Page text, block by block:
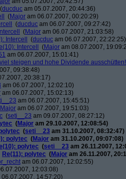
(ducduc am 05.07.2007, 20:44:36)
(Major am 06.07.2007, 00:20:29)
(ducduc am 06.07.2007, 09:27:42)
(Major am 06.07.2007, 21:03:58)
Intercell
(ducduc am 06.07.2007, 22:22:25)
Intercell
(Major am 08.07.2007,
am 06.07.2007, 15:01:41)
steigen und hohe Dividende
09:38:48)
20:38:17)
am 06.07.2007, 12:02:10)
am 06.07.2007, 15:02:13)
am 06.07.2007, 15:45:51)
Major am 06.07.2007, 19:51:03)
(seti__23 am 09.07.2007, 08:27:12)
(Major am 29.10.2007, 12:08:54)
(seti__23 am 31.10.2007, 08:32:47)
polytec (Major am 31.10.2007, 09:07:08)
polytec (seti__23 am 26.11.2007,
Re(11): polytec (Major am 26.11.2007,
am 06.07.2007, 12:02:55)
12:03:08)
06.07.2007, 14:57:20)